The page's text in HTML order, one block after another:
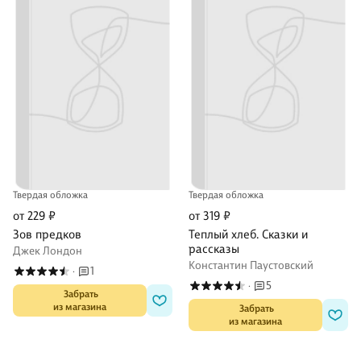
Твердая обложка
от 229 ₽
Зов предков
Джек Лондон
· 1
Забрать
из магазина
Твердая обложка
от 319 ₽
Теплый хлеб. Сказки и
рассказы
Константин Паустовский
· 5
Забрать
из магазина